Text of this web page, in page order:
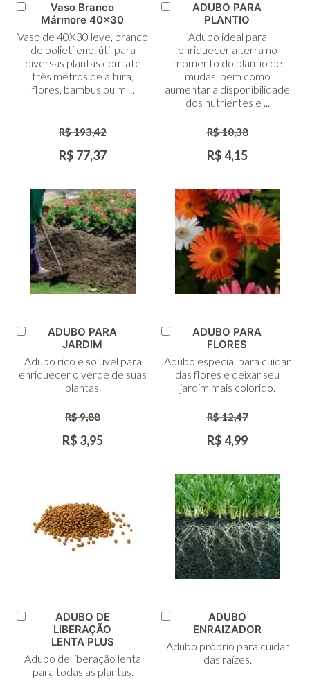
Adicionar
Carrinho
Vaso Branco
Mármore 40x30
Vaso de 40X30 leve, branco
de polietileno, útil para
diversas plantas com até
três metros de altura,
flores, bambus ou m ...
R$ 193,42
R$ 77,37
Adicionar
Carrinho
ADUBO PARA
PLANTIO
Adubo ideal para
enriquecer a terra no
momento do plantio de
mudas, bem como
aumentar a disponibilidade
dos nutrientes e ...
R$ 10,38
R$ 4,15
Carrinho
ADUBO PARA
JARDIM
Adubo rico e solúvel para
enriquecer o verde de suas
plantas.
R$ 9,88
R$ 3,95
Adicionar
Carrinho
ADUBO PARA
FLORES
Adubo especial para cuidar
das flores e deixar seu
jardim mais colorido.
R$ 12,47
R$ 4,99
Adicionar
ADUBO DE
LIBERAÇÃO
LENTA PLUS
Adubo de liberação lenta
para todas as plantas.
Adicionar
Carrinho
ADUBO
ENRAIZADOR
Adubo próprio para cuidar
das raízes.